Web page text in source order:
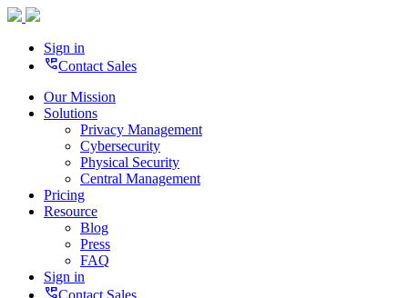
Sign in
perm_phone_msgContact Sales
Our Mission
Solutions
Privacy Management
Cybersecurity
Physical Security
Central Management
Pricing
Resource
Blog
Press
FAQ
Sign in
perm_phone_msgContact Sales